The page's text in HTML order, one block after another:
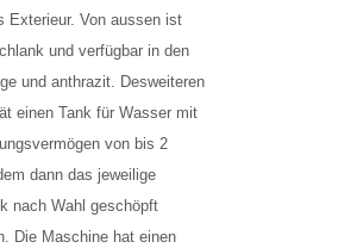
Exterieur. Von aussen ist
und verfügbar in den
und anthrazit. Desweiteren
einen Tank für Wasser mit
von bis 2
dann das jeweilige
nach Wahl geschöpft
Die Maschine hat einen